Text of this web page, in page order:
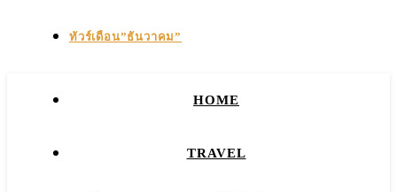
ทัวร์เดือน”ธันวาคม”
HOME
TRAVEL